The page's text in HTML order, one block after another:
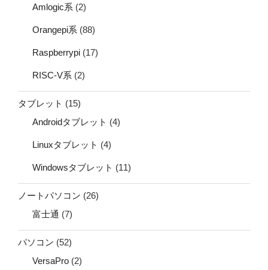
Amlogic系 (2)
Orangepi系 (88)
Raspberrypi (17)
RISC-V系 (2)
タブレット (15)
Androidタブレット (4)
Linuxタブレット (4)
Windowsタブレット (11)
ノートパソコン (26)
富士通 (7)
パソコン (52)
VersaPro (2)